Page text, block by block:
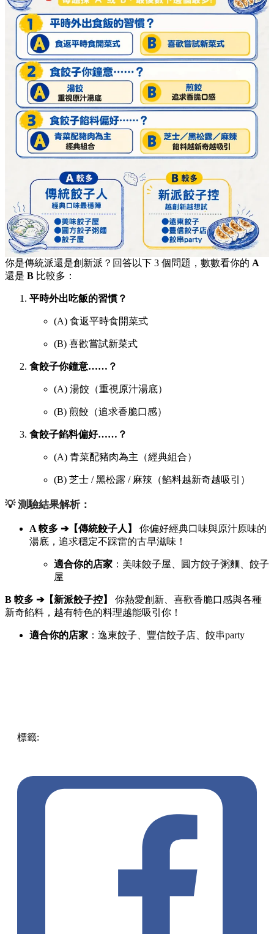
你是傳統派還是創新派？回答以下 3 個問題， 數數看你的 A
還是 B 比較多：
平時外出吃飯的習慣？
(A) 食返平時食開菜式
(B) 喜歡嘗試新菜式
食餃子你鐘意……？
(A) 湯餃（重視原汁湯底）
(B) 煎餃（追求香脆口感）
食餃子餡料偏好……？
(A) 青菜配豬肉為主（經典組合）
(B) 芝士 / 黑松露 / 麻辣（餡料越新奇越吸引）
💡 測驗結果解析：
A 較多 ➔【傳統餃子人】
你偏好經典口味與原汁原味的
湯底，追求穩定不踩雷的古早滋味！
適合你的店家 ：美味餃子屋、圓方餃子粥麵、餃子
屋
B 較多 ➔【新派餃子控】
你熱愛創新、喜歡香脆口感與各種
新奇餡料，越有特色的料理越能吸引你！
適合你的店家 ：逸東餃子、豐信餃子店、餃串party
標籤: